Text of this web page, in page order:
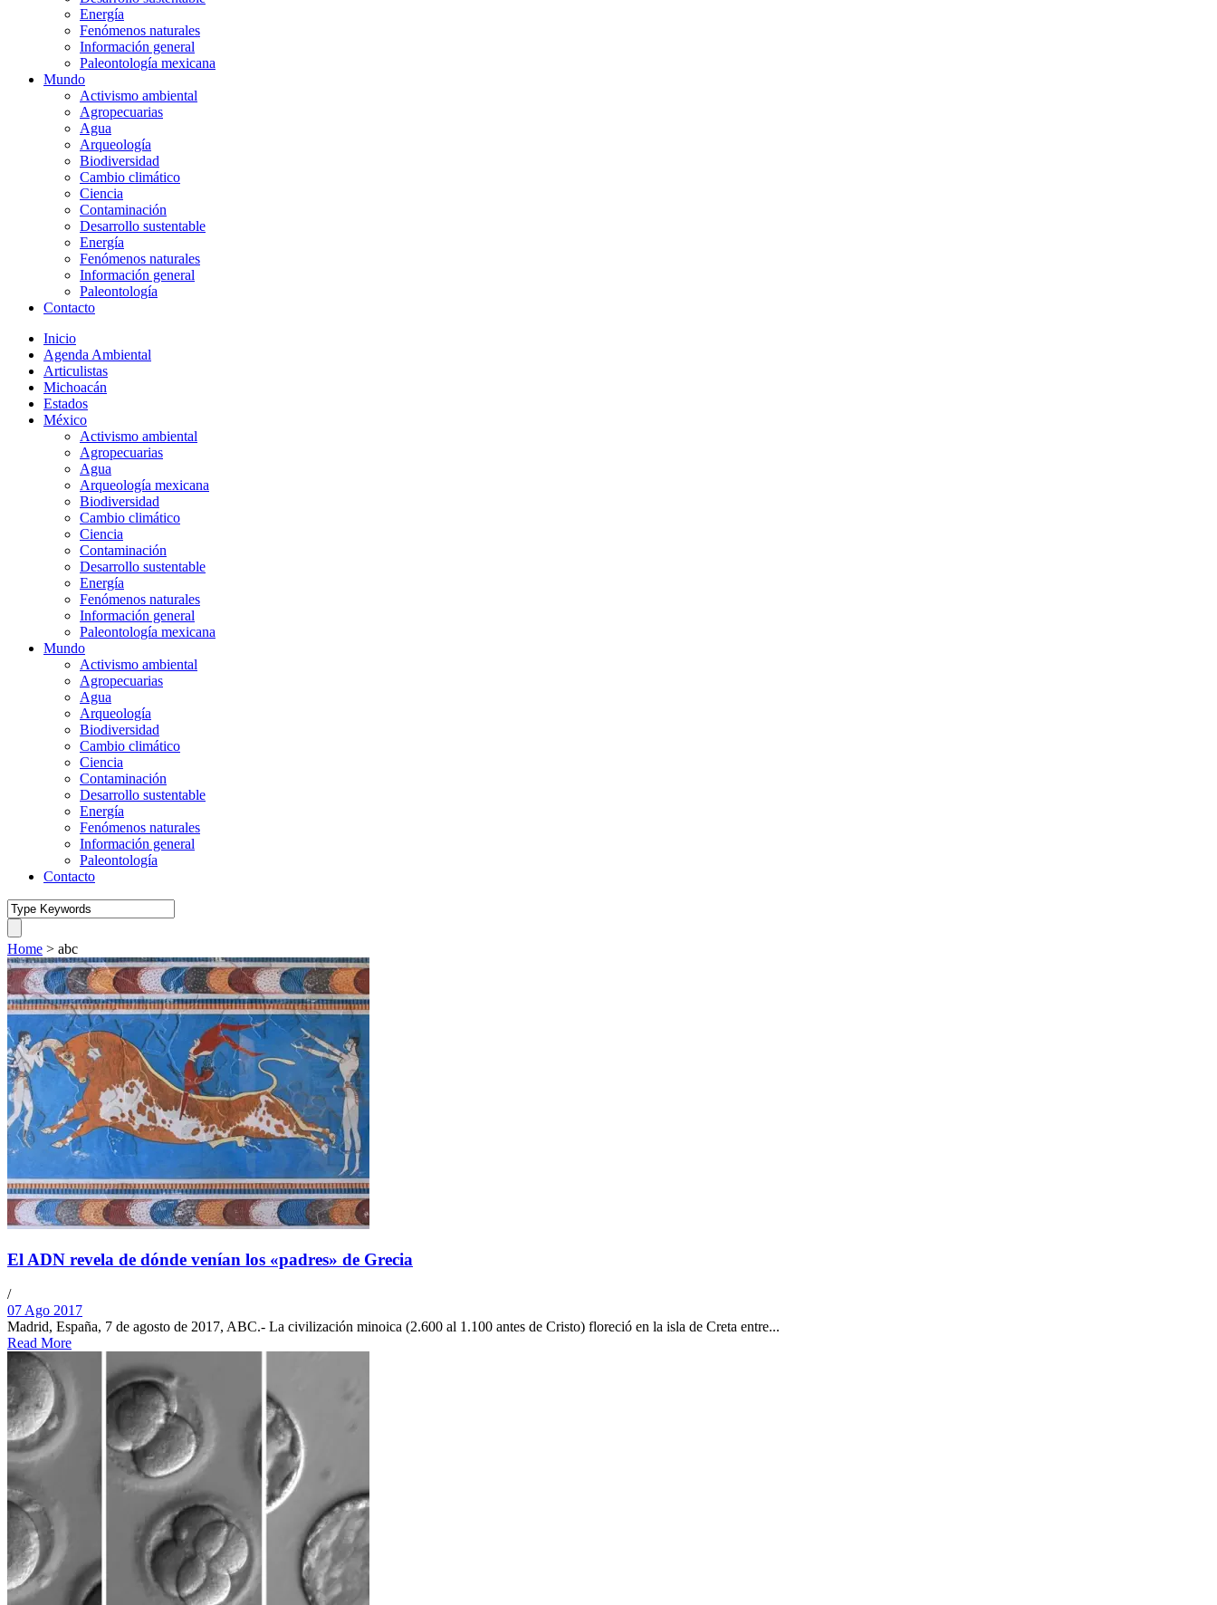
Energía
Fenómenos naturales
Información general
Paleontología mexicana
Mundo
Activismo ambiental
Agropecuarias
Agua
Arqueología
Biodiversidad
Cambio climático
Ciencia
Contaminación
Desarrollo sustentable
Energía
Fenómenos naturales
Información general
Paleontología
Contacto
Inicio
Agenda Ambiental
Articulistas
Michoacán
Estados
México
Activismo ambiental
Agropecuarias
Agua
Arqueología mexicana
Biodiversidad
Cambio climático
Ciencia
Contaminación
Desarrollo sustentable
Energía
Fenómenos naturales
Información general
Paleontología mexicana
Mundo
Activismo ambiental
Agropecuarias
Agua
Arqueología
Biodiversidad
Cambio climático
Ciencia
Contaminación
Desarrollo sustentable
Energía
Fenómenos naturales
Información general
Paleontología
Contacto
Home > abc
El ADN revela de dónde venían los «padres» de Grecia
/
07 Ago 2017
Madrid, España, 7 de agosto de 2017, ABC.- La civilización minoica (2.600 al 1.100 antes de Cristo) floreció en la isla de Creta entre...
Read More